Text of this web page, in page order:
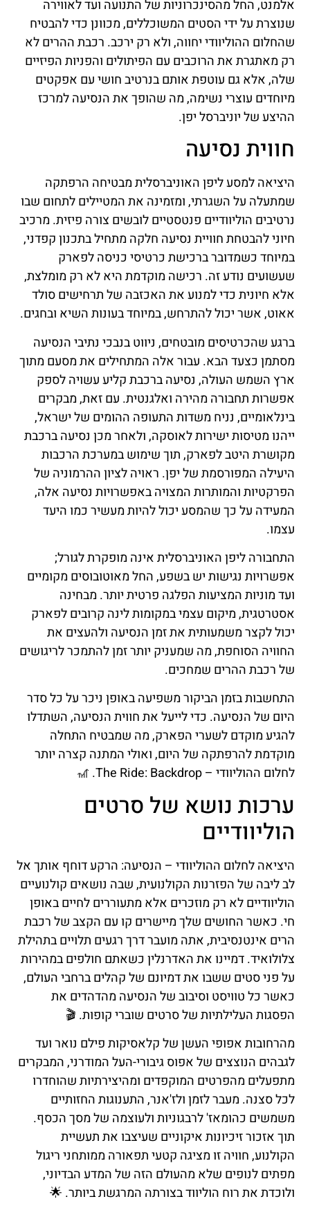
אלמנט, החל מהסינכרוניות של התנועה ועד לאווירה
שנוצרת על ידי הסטים המשוכללים, מכוונן כדי להבטיח
שהחלום ההוליוודי יחווה, ולא רק ירכב. רכבת ההרים לא
רק מאתגרת את הרוכבים עם הפיתולים והפניות הפיזיים
שלה, אלא גם עוטפת אותם בנרטיב חושי עם אפקטים
מיוחדים עוצרי נשימה, מה שהופך את הנסיעה למרכז
ההיצע של יוניברסל יפן.
חווית נסיעה
היציאה למסע ליפן האוניברסלית מבטיחה הרפתקה
שמתעלה על השגרתי, ומזמינה את המטיילים לתחום שבו
נרטיבים הוליוודיים פנטסטיים לובשים צורה פיזית. מרכיב
חיוני להבטחת חוויית נסיעה חלקה מתחיל בתכנון קפדני,
במיוחד כשמדובר ברכישת כרטיסי כניסה לפארק
שעשועים נודע זה. רכישה מוקדמת היא לא רק מומלצת,
אלא חיונית כדי למנוע את האכזבה של תרחישים סולד
אאוט, אשר יכול להתרחש, במיוחד בעונות השיא ובחגים.
ברגע שהכרטיסים מובטחים, ניווט בנבכי נתיבי הנסיעה
מסתמן כצעד הבא. עבור אלה המתחילים את מסעם מתוך
ארץ השמש העולה, נסיעה ברכבת קליע עשויה לספק
אפשרות תחבורה מהירה ואלגנטית. עם זאת, מבקרים
בינלאומיים, נניח משדות התעופה ההומים של ישראל,
ייהנו מטיסות ישירות לאוסקה, ולאחר מכן נסיעה ברכבת
מקושרת היטב לפארק, תוך שימוש במערכת הרכבות
היעילה המפורסמת של יפן. ראויה לציון ההרמוניה של
הפרקטיות והמותרות המצויה באפשרויות נסיעה אלה,
המעידה על כך שהמסע יכול להיות מעשיר כמו היעד
עצמו.
התחבורה ליפן האוניברסלית אינה מופקרת לגורל;
אפשרויות נגישות יש בשפע, החל מאוטובוסים מקומיים
ועד מוניות המציעות הפלגה פרטית יותר. מבחינה
אסטרטגית, מיקום עצמי במקומות לינה קרובים לפארק
יכול לקצר משמעותית את זמן הנסיעה ולהעצים את
החוויה הסוחפת, מה שמעניק יותר זמן להתמכר לריגושים
של רכבת ההרים שמחכים.
התחשבות בזמן הביקור משפיעה באופן ניכר על כל סדר
היום של הנסיעה. כדי לייעל את חווית הנסיעה, השתדלו
להגיע מוקדם לשערי הפארק, מה שמבטיח התחלה
מוקדמת להרפתקה של היום, ואולי המתנה קצרה יותר
לחלום ההוליוודי – The Ride: Backdrop. 🎢
ערכות נושא של סרטים
הוליוודיים
היציאה לחלום ההוליוודי – הנסיעה: הרקע דוחף אותך אל
לב ליבה של הפזרנות הקולנועית, שבה נושאים קולנועיים
הוליוודיים לא רק מוזכרים אלא מתעוררים לחיים באופן
חי. כאשר החושים שלך מיישרים קו עם הקצב של רכבת
הרים אינטנסיבית, אתה מועבר דרך רגעים תלויים בתהילת
צלולואיד. דמיינו את האדרנלין כשאתם חולפים במהירות
על פני סטים ששבו את דמיונם של קהלים ברחבי העולם,
כאשר כל טוויסט וסיבוב של הנסיעה מהדהדים את
הפסגות העלילתיות של סרטים שוברי קופות. 🎬
מהרחובות אפופי העשן של קלאסיקות פילם נואר ועד
לגבהים הנוצצים של אפוס גיבורי-העל המודרני, המבקרים
מתפעלים מהפרטים המוקפדים ומהיצירתיות שהוחדרו
לכל סצנה. מעבר לזמן ולז'אנר, התענוגות החזותיים
משמשים כהומאז' לרבגוניות ולעוצמה של מסך הכסף.
תוך אזכור זיכיונות איקוניים שעיצבו את תעשיית
הקולנוע, חוויה זו מציגה קטעי תפאורה ממותחני ריגול
מפתים לנופים שלא מהעולם הזה של המדע הבדיוני,
ולוכדת את רוח הוליווד בצורתה המרגשת ביותר. 🌟